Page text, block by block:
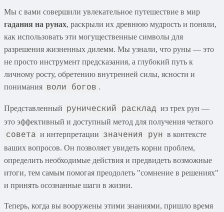
Мы с вами совершили увлекательное путешествие в мир
гадания на рунах, раскрыли их древнюю мудрость и поняли,
как использовать эти могущественные символы для
разрешения жизненных дилемм. Мы узнали, что руны — это
не просто инструмент предсказания, а глубокий путь к
личному росту, обретению внутренней силы, ясности и
понимания воли богов .
Представленный рунический расклад из трех рун —
это эффективный и доступный метод для получения четкого
совета и интерпретации значения рун в контексте
ваших вопросов. Он позволяет увидеть корни проблем,
определить необходимые действия и предвидеть возможные
итоги, тем самым помогая преодолеть "сомнение в решениях"
и принять осознанные шаги в жизни.
Теперь, когда вы вооружены этими знаниями, пришло время